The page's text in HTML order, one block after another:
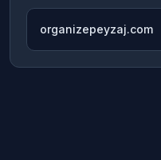
organizepeyzaj.com